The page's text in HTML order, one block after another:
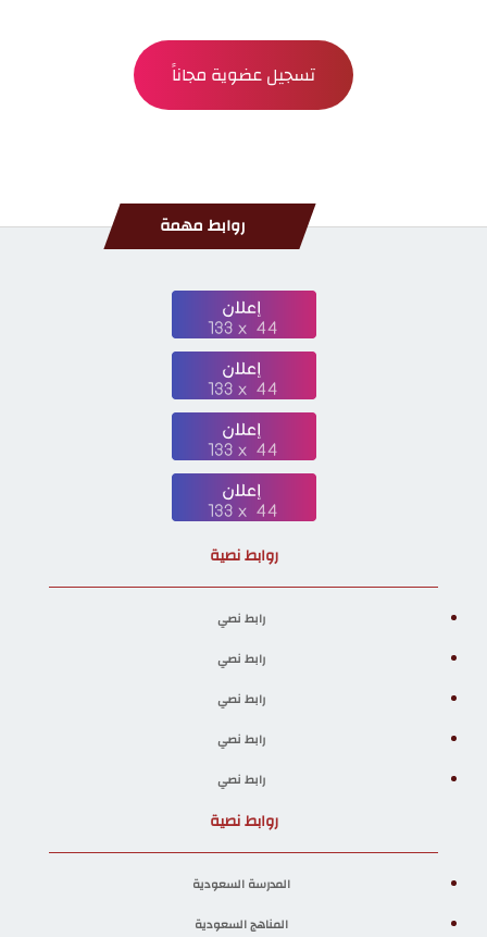
تسجيل عضوية مجاناً
روابط مهمة
روابط نصية
رابط نصي
رابط نصي
رابط نصي
رابط نصي
رابط نصي
روابط نصية
المدرسة السعودية
المناهج السعودية